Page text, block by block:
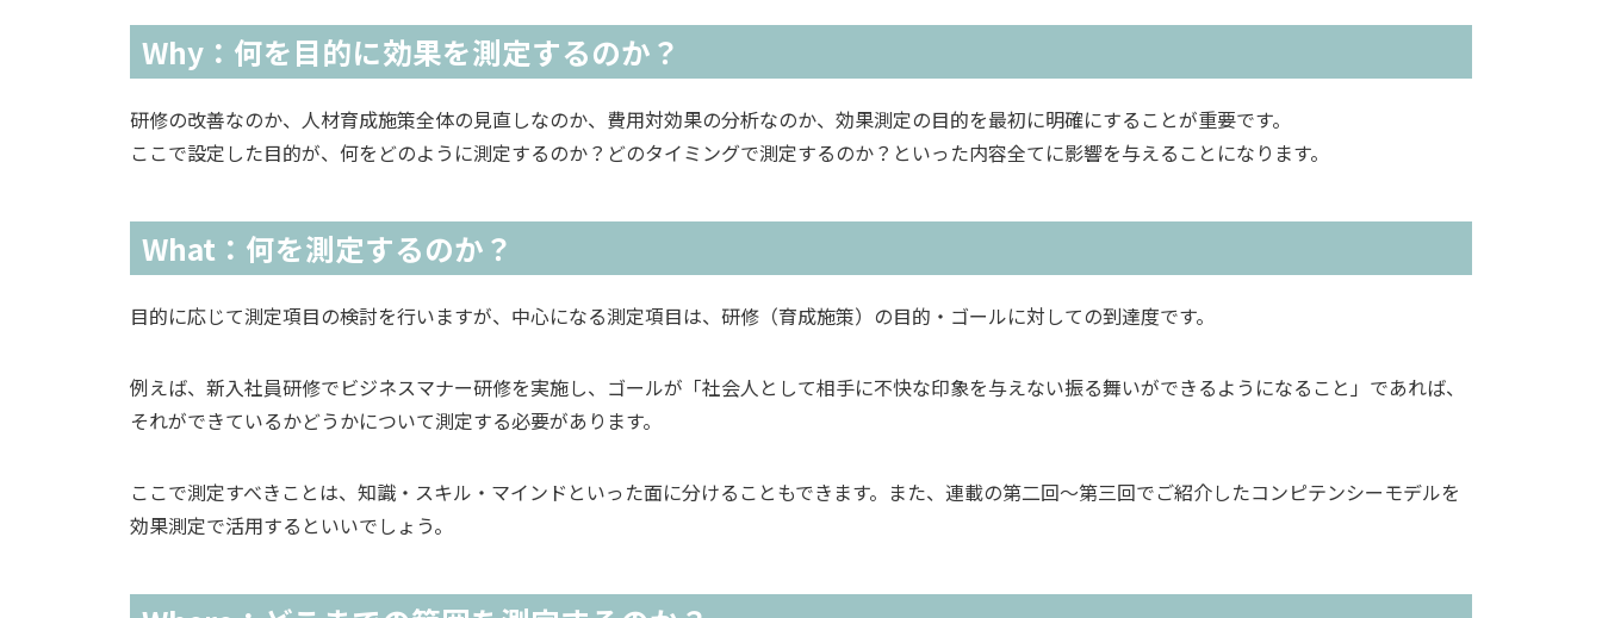
Why：何を目的に効果を測定するのか？
研修の改善なのか、人材育成施策全体の見直しなのか、費用対効果の分析なのか、効果測定の目的を最初に明確にすることが重要です。
ここで設定した目的が、何をどのように測定するのか？どのタイミングで測定するのか？といった内容全てに影響を与えることになります。
What：何を測定するのか？
目的に応じて測定項目の検討を行いますが、中心になる測定項目は、研修（育成施策）の目的・ゴールに対しての到達度です。
例えば、新入社員研修でビジネスマナー研修を実施し、ゴールが「社会人として相手に不快な印象を与えない振る舞いができるようになること」であれば、
それができているかどうかについて測定する必要があります。
ここで測定すべきことは、知識・スキル・マインドといった面に分けることもできます。また、連載の第二回～第三回でご紹介したコンピテンシーモデルを
効果測定で活用するといいでしょう。